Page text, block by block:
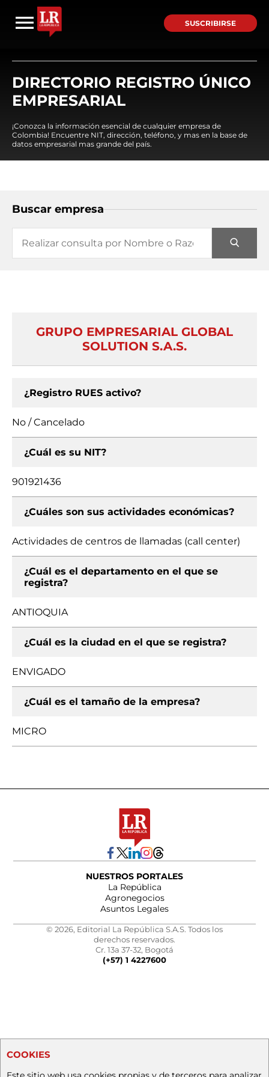
SUSCRIBIRSE
DIRECTORIO REGISTRO ÚNICO
EMPRESARIAL
¡Conozca la información esencial de cualquier empresa de
Colombia! Encuentre NIT, dirección, teléfono, y mas en la base de
datos empresarial mas grande del país.
Buscar empresa
GRUPO EMPRESARIAL GLOBAL
SOLUTION S.A.S.
¿Registro RUES activo?
No / Cancelado
¿Cuál es su NIT?
901921436
¿Cuáles son sus actividades económicas?
Actividades de centros de llamadas (call center)
¿Cuál es el departamento en el que se
registra?
ANTIOQUIA
¿Cuál es la ciudad en el que se registra?
ENVIGADO
¿Cuál es el tamaño de la empresa?
MICRO
NUESTROS PORTALES
La República
Agronegocios
Asuntos Legales
© 2026, Editorial La República S.A.S. Todos los
derechos reservados.
Cr. 13a 37-32, Bogotá
(+57) 1 4227600
COOKIES